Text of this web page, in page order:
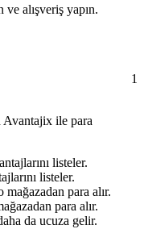
alışveriş yapın.
1
Avantajix ile para
listeler.
para alır.